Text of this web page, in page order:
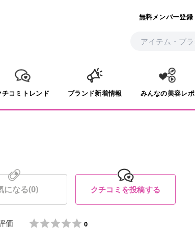
無料メンバー登録
チコミトレンド ブランド新着情報 みんなの美容レポ
になる(0) クチコミを投稿する
価 0